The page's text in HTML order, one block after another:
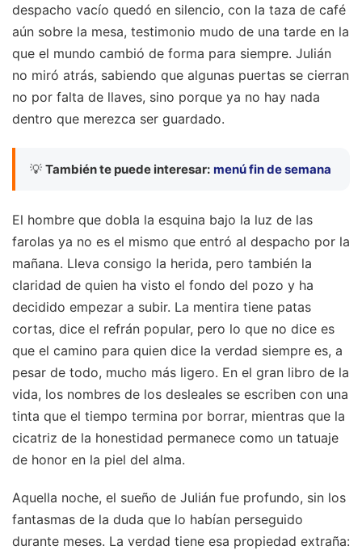
despacho vacío quedó en silencio, con la taza de café
aún sobre la mesa, testimonio mudo de una tarde en la
que el mundo cambió de forma para siempre. Julián
no miró atrás, sabiendo que algunas puertas se cierran
no por falta de llaves, sino porque ya no hay nada
dentro que merezca ser guardado.
💡 También te puede interesar: menú fin de semana
El hombre que dobla la esquina bajo la luz de las
farolas ya no es el mismo que entró al despacho por la
mañana. Lleva consigo la herida, pero también la
claridad de quien ha visto el fondo del pozo y ha
decidido empezar a subir. La mentira tiene patas
cortas, dice el refrán popular, pero lo que no dice es
que el camino para quien dice la verdad siempre es, a
pesar de todo, mucho más ligero. En el gran libro de la
vida, los nombres de los desleales se escriben con una
tinta que el tiempo termina por borrar, mientras que la
cicatriz de la honestidad permanece como un tatuaje
de honor en la piel del alma.
Aquella noche, el sueño de Julián fue profundo, sin los
fantasmas de la duda que lo habían perseguido
durante meses. La verdad tiene esa propiedad extraña: